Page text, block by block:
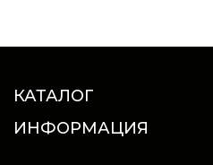
КАТАЛОГ
ИНФОРМАЦИЯ